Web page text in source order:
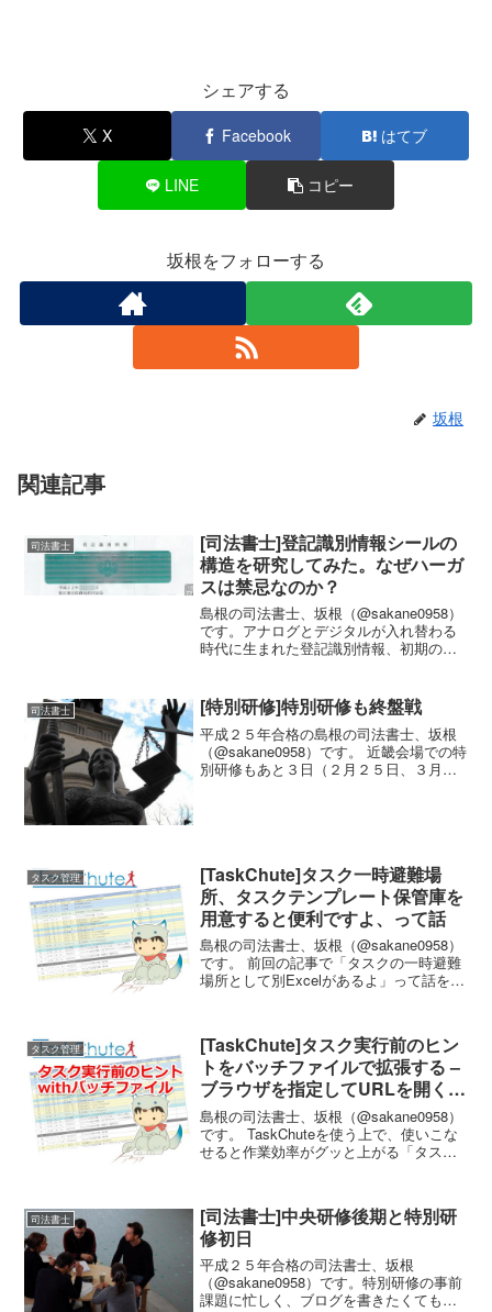
シェアする
X Facebook はてブ
LINE コピー
坂根をフォローする
坂根
関連記事
司法書士
[司法書士]登記識別情報シールの
構造を研究してみた。なぜハーガ
スは禁忌なのか？
島根の司法書士、坂根（@sakane0958）
です。アナログとデジタルが入れ替わる
時代に生まれた登記識別情報、初期の
ールが存在する。しかも、きちんと剥が
れるかどうかは...
司法書士 [特別研修]特別研修も終盤戦
平成２５年合格の島根の司法書士、坂根
（@sakane0958）です。 近畿会場での特
別研修もあと３日（２月２５日、３月１
タスク管理
[TaskChute]タスク一時避難場
所、タスクテンプレート保管庫を
用意すると便利ですよ、って話
島根の司法書士、坂根（@sakane0958）
です。 前回の記事で「タスクの一時避難
場所として別Excelがあるよ」って話を書
ァイルには、二つシートがありま...
タスク管理
[TaskChute]タスク実行前のヒン
トをバッチファイルで拡張する –
ブラウザを指定してURLを開く、
複数ヒントの実行
島根の司法書士、坂根（@sakane0958）
です。 TaskChuteを使う上で、使いこな
せると作業効率がグッと上がる「タスク
ァイル（.batファイル）の説明...
司法書士
[司法書士]中央研修後期と特別研
修初日
平成２５年合格の司法書士、坂根
（@sakane0958）です。特別研修の事前
課題に忙しく、ブログを書きたくても書